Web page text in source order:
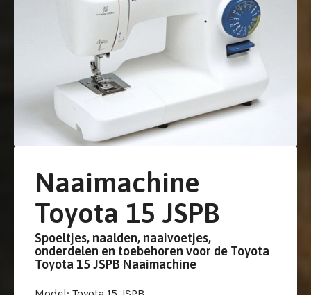
Naaimachine
Toyota 15 JSPB
Spoeltjes, naalden, naaivoetjes,
onderdelen en toebehoren voor de Toyota
Toyota 15 JSPB Naaimachine